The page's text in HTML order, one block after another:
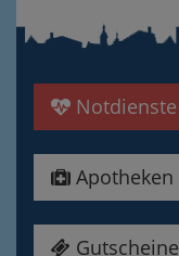
Notdienste
Apotheken
Gutscheine